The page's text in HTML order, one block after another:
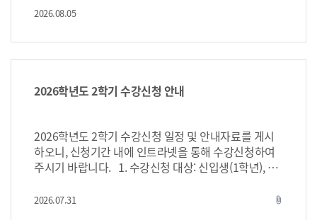
에 의한 복학신청은 받지 않음) 나. 등록금은 납부기간
등록제적 처리 됨 다. 제출서류: 증빙서류 제출대상자
는 학과사무실에 원본 즉시 제출 1) 군입대휴학자의
후 복학 신청) 2) 감염병의 사유로 특별(질병)휴학자
여야 하며, 미제출 시 접수 취소할 수 있음 ※ 우편
을 통한 사전 제출 또는 개강 후 학과사무실 제출이 가능
※ 미제출 시 미복학제적(또는 복학취소) 처리 됨
않을 시 미복학 제적 처리함 휴학연기(재휴학) 절차
따라 변경될 수 있음) ※ 방문 시 제출원서, 신분증 지참
도교수 예비면담 면담을 통하여 휴학계획서(사유서) 작
성여부 결정 휴학계획서 작성 인트라넷에서 계획서(사
참, 상담을 통하여 휴학원서 작성여부 결정 휴학원서작
정부서 경유 휴학원서에 경유부서 확인이 자동으로 미
표기시 방문필요 AU ONE-STOP SERVICE 제출 출입
방법 안내 필수확인(본관 1층) 휴학 승인 이상유무 확인
08.20(목) ~ 08.25(화) 미등록휴학 가능 기간 1개학기
2026.08.05
2026학년도 2학기 수강신청 안내
2026학년도 2학기 수강신청 일정 및 안내자료를 게시
하오니, 신청기간 내에 인트라넷을 통해 수강신청하여
주시기 바랍니다. 1. 수강신청 대상: 신입생(1학년), 재
2026.08.12.(수) 13:00 ~ 2026.08.14.(금) 24:00 ※
2026.07.31 attach_file